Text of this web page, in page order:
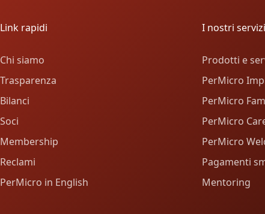
Link rapidi
Chi siamo
Trasparenza
Bilanci
Soci
Membership
Reclami
PerMicro in English
I nostri servizi
Prodotti e
PerMicro
PerMicro
PerMicro
PerMicro
Pagamenti
Mentoring